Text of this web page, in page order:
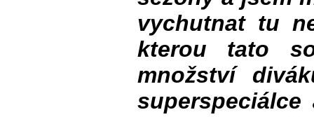
vychutnat tu
kterou tato
množství